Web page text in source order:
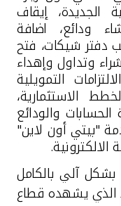
الجديدة، إيقاف
ودائع، اضافة
دفتر شيكات، فتح
وتداول وإهداء
التمويلية
الاستثمارية،
والودائع
"بيتي أون لاين"
آلي بالكامل
الذي يشهده قطاع